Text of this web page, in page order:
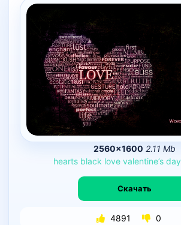
2560×1600 2.11 Mb
hearts black love valentine’s day
Скачать
4891 0